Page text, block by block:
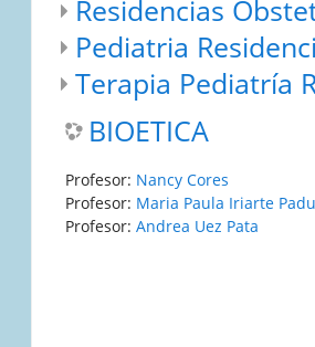
Residencias
Pediatria
Terapia Pediatría
BIOETICA
Profesor: Nancy Cores
Profesor: Maria Paula Iriarte
Profesor: Andrea Uez Pata